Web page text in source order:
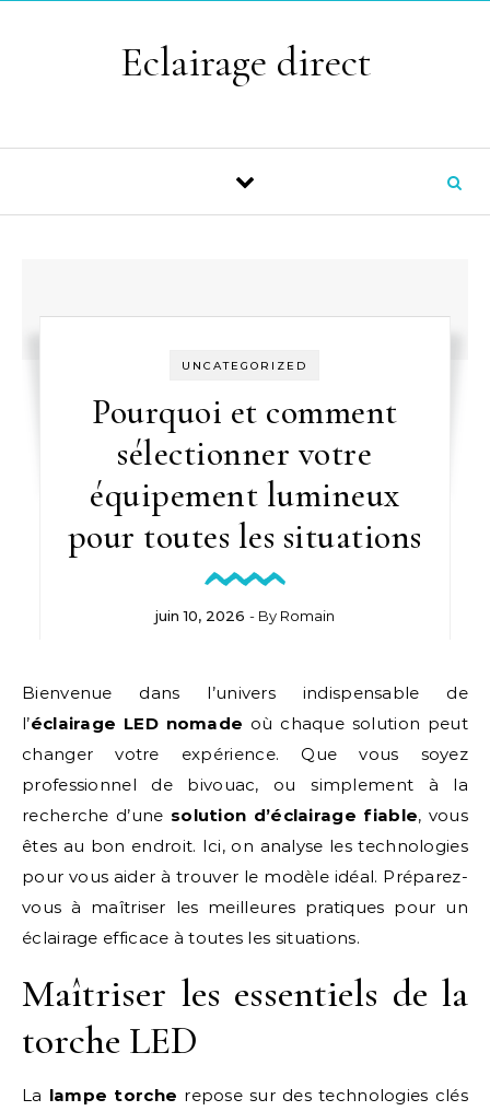
Eclairage direct
UNCATEGORIZED
Pourquoi et comment
sélectionner votre
équipement lumineux
pour toutes les situations
juin 10, 2026 - By Romain
Bienvenue dans l’univers indispensable de
l’éclairage LED nomade où chaque solution peut
changer votre expérience. Que vous soyez
professionnel de bivouac, ou simplement à la
recherche d’une solution d’éclairage fiable, vous
êtes au bon endroit. Ici, on analyse les technologies
pour vous aider à trouver le modèle idéal. Préparez-
vous à maîtriser les meilleures pratiques pour un
éclairage efficace à toutes les situations.
Maîtriser les essentiels de la
torche LED
La lampe torche repose sur des technologies clés